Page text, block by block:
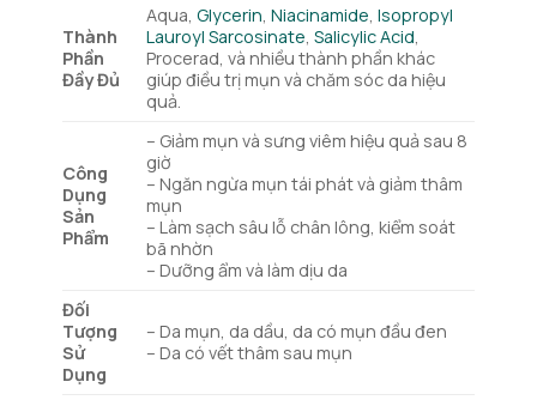
Thành
Phần
Đầy Đủ
Aqua, Glycerin Niacinamide Isopropyl
Lauroyl Sarcosinate Salicylic Acid
Procerad, và nhiều thành phần khác
giúp điều trị mụn và chăm sóc da hiệu
quả.
Công
Dụng
Sản
Phẩm
– Giảm mụn và sưng viêm hiệu quả sau 8
giờ
– Ngăn ngừa mụn tái phát và giảm thâm
mụn
– Làm sạch sâu lỗ chân lông, kiểm soát
bã nhờn
– Dưỡng ẩm và làm dịu da
Đối
Tượng
Sử
Dụng
– Da mụn, da dầu, da có mụn đầu đen
– Da có vết thâm sau mụn